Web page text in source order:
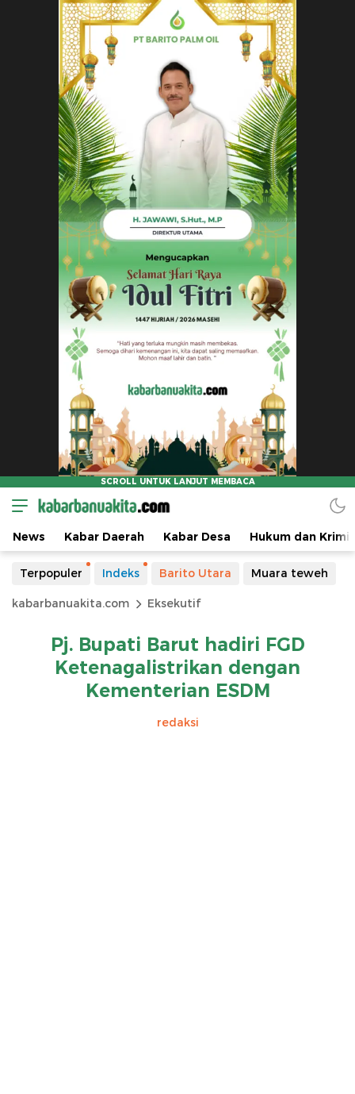
News Kabar Daerah Kabar Desa Hukum dan
Terpopuler Indeks Barito Utara Muara teweh
kabarbanuakita.com Eksekutif
Pj. Bupati Barut hadiri FGD
Ketenagalistrikan dengan
Kementerian ESDM
redaksi